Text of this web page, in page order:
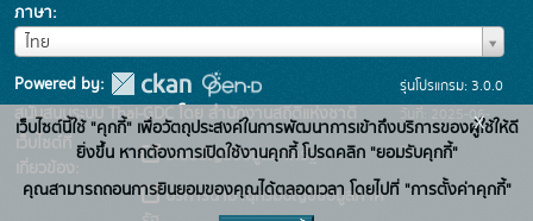
ภาษา
ไทย
ภาษา
Powered by:
สนับสนุนระบบ Thai-GDC โดย สำนักงานสถิติแห่งชาติ
เว็บไซต์ที่
เกี่ยวข้อง:
ระบบบัญชีข้อมูลภาครัฐ
บริการนามานุกรมบัญชีข้อมูลภาค
รุ่นโปรแกรม: 3.0.0
วันที่: 2025-06-
26
เว็บไซต์นี้ใช้ "คุกกี้" เพื่อวัตถุประสงค์ในการพัฒนาการเข้าถึงบริการของผู้ใช้ให้ดี
ยิ่งขึ้น หากต้องการเปิดใช้งานคุกกี้ โปรดคลิก "ยอมรับคุกกี้"
คุณสามารถถอนการยินยอมของคุณได้ตลอดเวลา โดยไปที่ "การตั้งค่าคุกกี้"
x